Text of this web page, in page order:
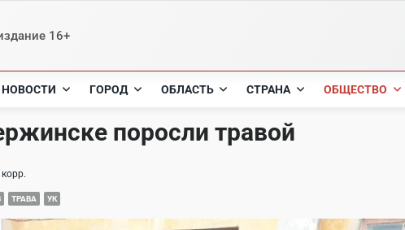
16+
НОВОСТИ ГОРОД ОБЛАСТЬ СТРАНА ОБЩЕСТВО
поросли травой
ТРАВА УК